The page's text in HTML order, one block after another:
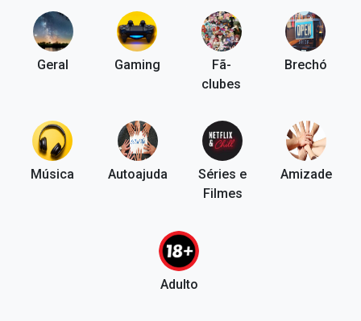
Geral Gaming
Fã-
clubes
Brechó
Música Autoajuda
Séries e
Filmes
Amizade
Adulto